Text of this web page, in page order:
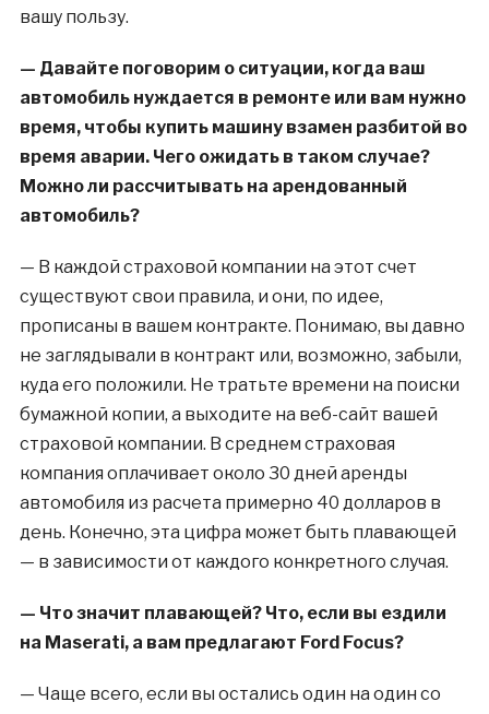
вашу пользу.
— Давайте поговорим о ситуации, когда ваш
автомобиль нуждается в ремонте или вам нужно
время, чтобы купить машину взамен разбитой во
время аварии. Чего ожидать в таком случае?
Можно ли рассчитывать на арендованный
автомобиль?
— В каждой страховой компании на этот счет
существуют свои правила, и они, по идее,
прописаны в вашем контракте. Понимаю, вы давно
не заглядывали в контракт или, возможно, забыли,
куда его положили. Не тратьте времени на поиски
бумажной копии, а выходите на веб-сайт вашей
страховой компании. В среднем страховая
компания оплачивает около 30 дней аренды
автомобиля из расчета примерно 40 долларов в
день. Конечно, эта цифра может быть плавающей
— в зависимости от каждого конкретного случая.
— Что значит плавающей? Что, если вы ездили
на Maserati, а вам предлагают Ford Focus?
— Чаще всего, если вы остались один на один со